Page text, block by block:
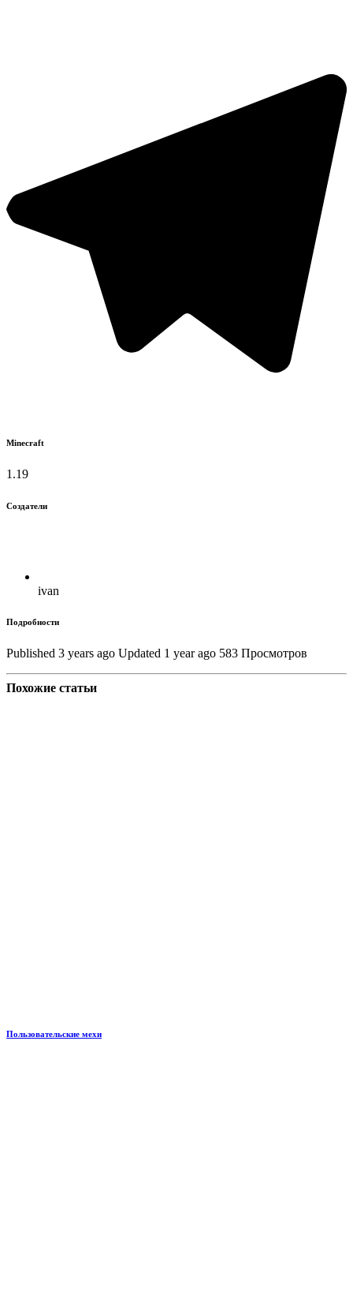
Minecraft
1.19
Создатели
ivan
Подробности
Published 3 years ago Updated 1 year ago 583 Просмотров
Похожие статьи
Пользовательские мехи